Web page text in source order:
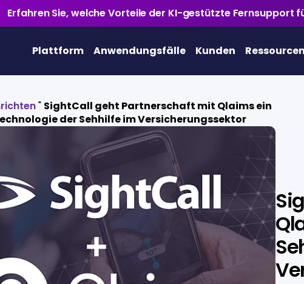
Erfahren Sie, welche Vorteile der KI-gestützte Fernsupport
Plattform Anwendungsfälle Kunden Ressourcen
" SightCall geht Partnerschaft mit Qlaims ein
der Sehhilfe im Versicherungssektor